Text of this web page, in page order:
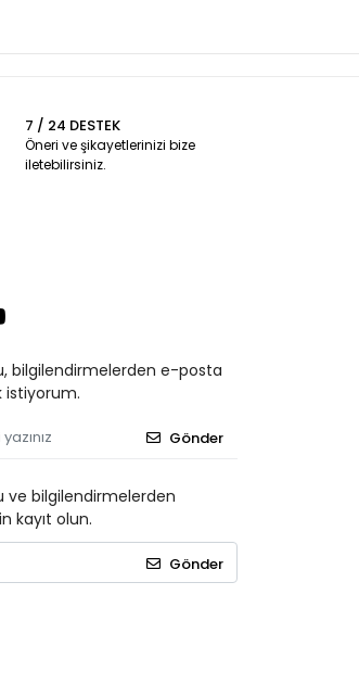
7 / 24 DESTEK
Öneri ve şikayetlerinizi bize
iletebilirsiniz.
bilgilendirmelerden e-posta
istiyorum.
Gönder
ve bilgilendirmelerden
kayıt olun.
Gönder